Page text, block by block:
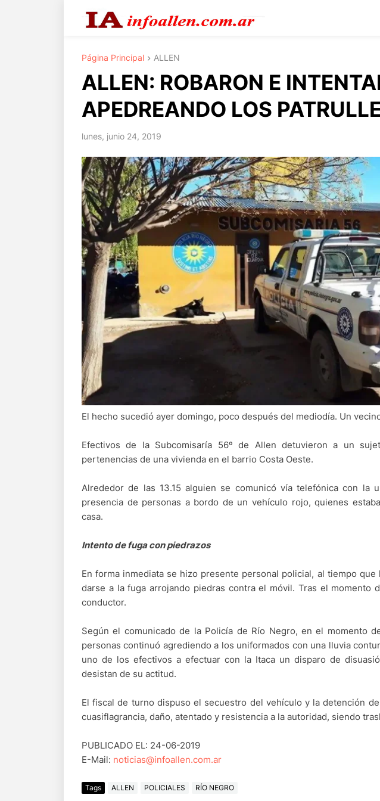
Página Principal ALLEN
ALLEN: ROBARON E
APEDREANDO LOS
lunes, junio 24, 2019
El hecho sucedió ayer domingo, poco después del mediodía. Un
Efectivos de la Subcomisaría 56º de Allen detuvieron a un
pertenencias de una vivienda en el barrio Costa Oeste.
Alrededor de las 13.15 alguien se comunicó vía telefónica con la
presencia de personas a bordo de un vehículo rojo, quienes
casa.
Intento de fuga con piedrazos
En forma inmediata se hizo presente personal policial, al tiempo
darse a la fuga arrojando piedras contra el móvil. Tras el momento
conductor.
Según el comunicado de la Policía de Río Negro, en el momento
personas continuó agrediendo a los uniformados con una lluvia
uno de los efectivos a efectuar con la Itaca un disparo de
desistan de su actitud.
El fiscal de turno dispuso el secuestro del vehículo y la detención
cuasiflagrancia, daño, atentado y resistencia a la autoridad, siendo
PUBLICADO EL: 24-06-2019
E-Mail: noticias@infoallen.com.ar
Tags ALLEN POLICIALES RÍO NEGRO